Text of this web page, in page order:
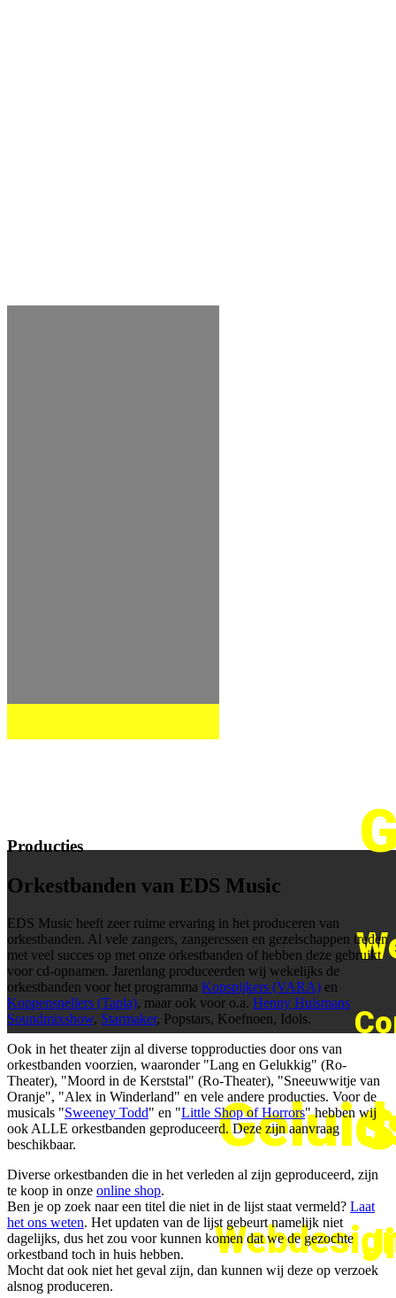
Producties
Orkestbanden van EDS Music
EDS Music heeft zeer ruime ervaring in het produceren van
orkestbanden. Al vele zangers, zangeressen en gezelschappen treden
met veel succes op met onze orkestbanden of hebben deze gebruikt
voor cd-opnamen. Jarenlang produceerden wij wekelijks de
orkestbanden voor het programma Kopspijkers (VARA) en
Koppensnellers (Tapla), maar ook voor o.a. Henny Huismans
Soundmixshow, Starmaker, Popstars, Koefnoen, Idols.
Ook in het theater zijn al diverse topproducties door ons van
orkestbanden voorzien, waaronder "Lang en Gelukkig" (Ro-
Theater), "Moord in de Kerststal" (Ro-Theater), "Sneeuwwitje van
Oranje", "Alex in Winderland" en vele andere producties. Voor de
musicals "Sweeney Todd" en "Little Shop of Horrors" hebben wij
ook ALLE orkestbanden geproduceerd. Deze zijn aanvraag
beschikbaar.
Diverse orkestbanden die in het verleden al zijn geproduceerd, zijn
te koop in onze online shop.
Ben je op zoek naar een titel die niet in de lijst staat vermeld? Laat
het ons weten. Het updaten van de lijst gebeurt namelijk niet
dagelijks, dus het zou voor kunnen komen dat we de gezochte
orkestband toch in huis hebben.
Mocht dat ook niet het geval zijn, dan kunnen wij deze op verzoek
alsnog produceren.